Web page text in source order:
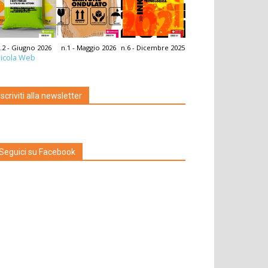
- Giugno 2026 n.1 - Maggio 2026 n.6 - Dicembre 2025
Web
alla newsletter
su Facebook